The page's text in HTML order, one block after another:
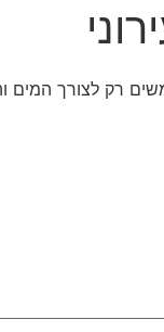
רק לצורך המים